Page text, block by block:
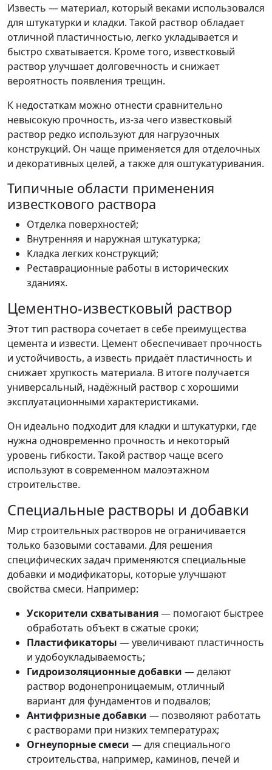
Известь — материал, который веками использовался
для штукатурки и кладки. Такой раствор обладает
отличной пластичностью, легко укладывается и
быстро схватывается. Кроме того, известковый
раствор улучшает долговечность и снижает
вероятность появления трещин.
К недостаткам можно отнести сравнительно
невысокую прочность, из-за чего известковый
раствор редко используют для нагрузочных
конструкций. Он чаще применяется для отделочных
и декоративных целей, а также для оштукатуривания.
Типичные области применения
известкового раствора
Отделка поверхностей;
Внутренняя и наружная штукатурка;
Кладка легких конструкций;
Реставрационные работы в исторических
зданиях.
Цементно-известковый раствор
Этот тип раствора сочетает в себе преимущества
цемента и извести. Цемент обеспечивает прочность
и устойчивость, а известь придаёт пластичность и
снижает хрупкость материала. В итоге получается
универсальный, надёжный раствор с хорошими
эксплуатационными характеристиками.
Он идеально подходит для кладки и штукатурки, где
нужна одновременно прочность и некоторый
уровень гибкости. Такой раствор чаще всего
используют в современном малоэтажном
строительстве.
Специальные растворы и добавки
Мир строительных растворов не ограничивается
только базовыми составами. Для решения
специфических задач применяются специальные
добавки и модификаторы, которые улучшают
свойства смеси. Например:
Ускорители схватывания— помогают быстрее
обработать объект в сжатые сроки;
Пластификаторы — увеличивают пластичность
и удобоукладываемость;
Гидроизоляционные добавки — делают
раствор водонепроницаемым, отличный
вариант для фундаментов и подвалов;
Антифризные добавки — позволяют работать
с растворами при низких температурах;
Огнеупорные смеси — для специального
строительства, например, каминов, печей и